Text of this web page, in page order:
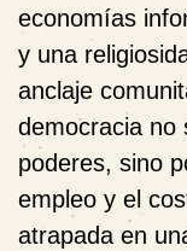
economías
y una
anclaje
democracia no
poderes, sino
empleo y el
atrapada en